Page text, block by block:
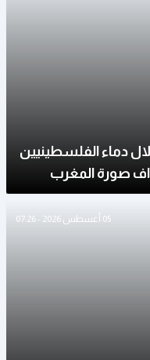
دماء الفلسطينيين
صورة المغرب
05 أغسطس 2026 - 07:26